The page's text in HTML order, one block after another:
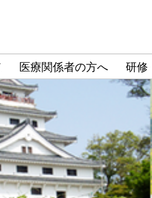
医療関係者の方へ 研修